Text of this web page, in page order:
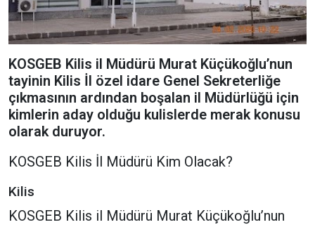
KOSGEB Kilis il Müdürü Murat Küçükoğlu’nun
tayinin Kilis İl özel idare Genel Sekreterliğe
çıkmasının ardından boşalan il Müdürlüğü için
kimlerin aday olduğu kulislerde merak konusu
olarak duruyor.
KOSGEB Kilis İl Müdürü Kim Olacak?
Kilis
KOSGEB Kilis il Müdürü Murat Küçükoğlu’nun